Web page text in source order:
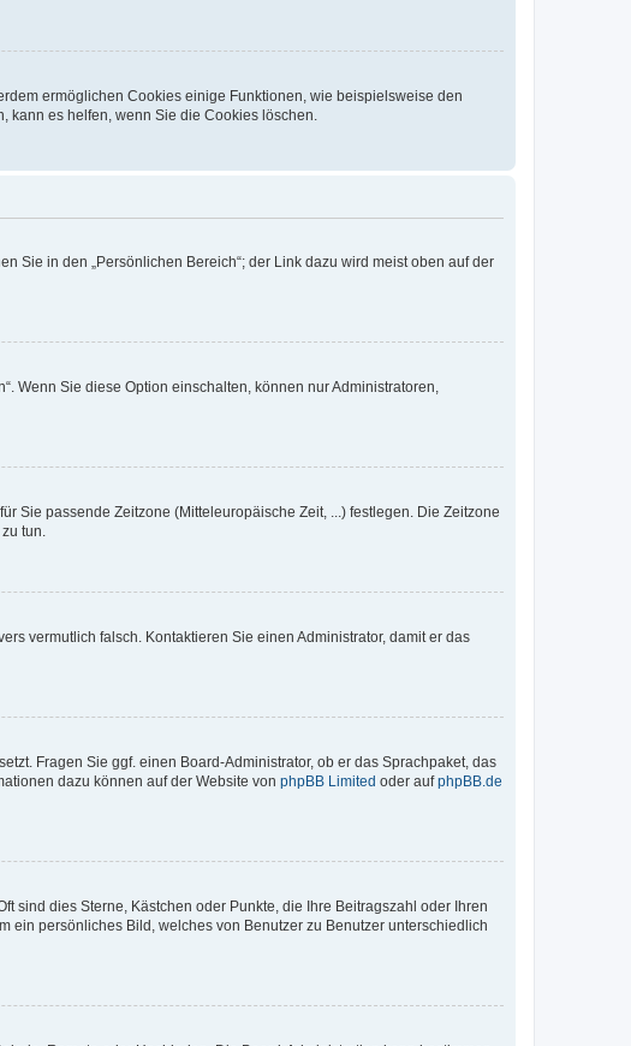
ermöglichen Cookies einige Funktionen, wie beispielsweise den
kann es helfen, wenn Sie die Cookies löschen.
Sie in den „Persönlichen Bereich“; der Link dazu wird meist oben auf der
Wenn Sie diese Option einschalten, können nur Administratoren,
Sie passende Zeitzone (Mitteleuropäische Zeit, ...) festlegen. Die Zeitzone
tun.
vermutlich falsch. Kontaktieren Sie einen Administrator, damit er das
Fragen Sie ggf. einen Board-Administrator, ob er das Sprachpaket, das
dazu können auf der Website von phpBB Limited oder aufphpBB.de
sind dies Sterne, Kästchen oder Punkte, die Ihre Beitragszahl oder Ihren
ein persönliches Bild, welches von Benutzer zu Benutzer unterschiedlich